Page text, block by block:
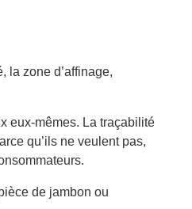
la zone d’affinage,
eux-mêmes. La traçabilité
qu’ils ne veulent pas,
de jambon ou